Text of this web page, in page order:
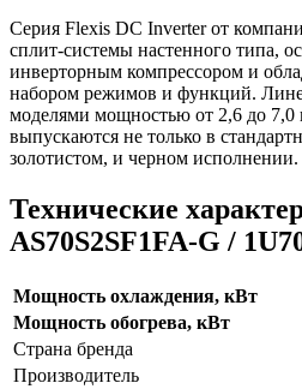
Серия Flexis DC Inverter от
сплит-системы настенного типа,
инверторным компрессором и
набором режимов и функций.
моделями мощностью от 2,6 до 7,0
выпускаются не только в
золотистом, и черном исполнении.
Технические
AS70S2SF1FA-G /
Мощность охлаждения, кВт
Мощность обогрева, кВт
Страна бренда
Производитель